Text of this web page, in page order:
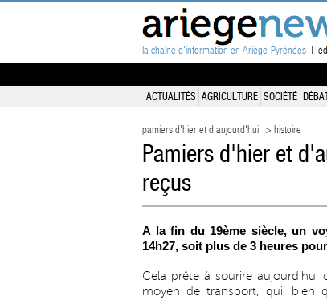
la chaîne d'information en Ariège-Pyrénées |
ACTUALITÉS AGRICULTURE SOCIÉTÉ
pamiers d'hier et d'aujourd'hui > histoire
Pamiers d'hier et
reçus
A la fin du 19ème siècle, un
14h27, soit plus de 3 heures
Cela prête à sourire aujourd’hui
moyen de transport, qui, bien